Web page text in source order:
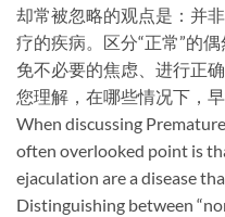
却常被忽略的观点是：​并
疗的疾病。区分“正常”的
免不必要的焦虑、进行正
您理解，在哪些情况下，
When discussing
often overlooked point is
ejaculation are a disease
Distinguishing between